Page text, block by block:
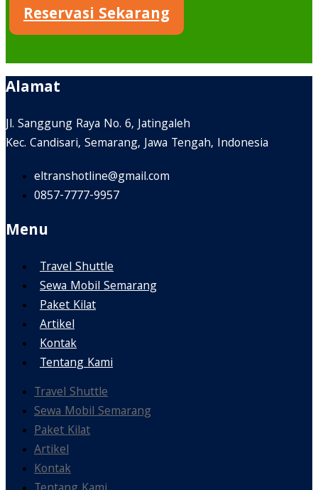
Reservasi Sekarang
Alamat
Jl. Sanggung Raya No. 6, Jatingaleh
Kec. Candisari, Semarang, Jawa Tengah, Indonesia
eltranshotline@gmail.com
0857-7777-9957
Menu
Travel Shuttle
Sewa Mobil Semarang
Paket Kilat
Artikel
Kontak
Tentang Kami
Travel Shuttle
Sewa Mobil Semarang
Paket Kilat
Artikel
Kontak